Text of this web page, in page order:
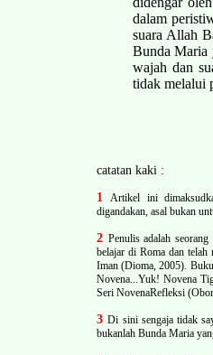
dalam
suara Allah
Bunda Maria
wajah dan
tidak melalui
catatan kaki :
1Artikel ini
digandakan, asal bukan
2 Penulis adalah
belajar di Roma dan
Iman (Dioma, 2005).
Novena...Yuk! Novena
Seri Novena­Refleksi
3 Di sini sengaja tidak
bukanlah Bunda Maria